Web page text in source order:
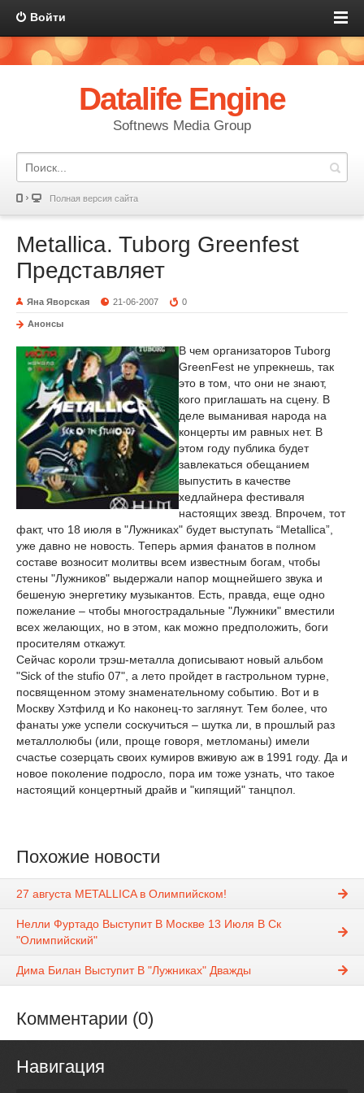
Войти
Datalife Engine
Softnews Media Group
Полная версия сайта
Metallica. Tuborg Greenfest
Представляет
Яна Яворская 21-06-2007 0
Анонсы
В чем организаторов Tuborg
GreenFest не упрекнешь, так
это в том, что они не знают,
кого приглашать на сцену. В
деле выманивая народа на
концерты им равных нет. В
этом году публика будет
завлекаться обещанием
выпустить в качестве
хедлайнера фестиваля
настоящих звезд. Впрочем, тот
факт, что 18 июля в "Лужниках" будет выступать “Metallica”,
уже давно не новость. Теперь армия фанатов в полном
составе возносит молитвы всем известным богам, чтобы
стены "Лужников" выдержали напор мощнейшего звука и
бешеную энергетику музыкантов. Есть, правда, еще одно
пожелание – чтобы многострадальные "Лужники" вместили
всех желающих, но в этом, как можно предположить, боги
просителям откажут.
Сейчас короли трэш-металла дописывают новый альбом
"Sick of the stufio 07", а лето пройдет в гастрольном турне,
посвященном этому знаменательному событию. Вот и в
Москву Хэтфилд и Ко наконец-то заглянут. Тем более, что
фанаты уже успели соскучиться – шутка ли, в прошлый раз
металлолюбы (или, проще говоря, метломаны) имели
счастье созерцать своих кумиров вживую аж в 1991 году. Да и
новое поколение подросло, пора им тоже узнать, что такое
настоящий концертный драйв и "кипящий" танцпол.
Похожие новости
27 августа METALLICA в Олимпийском!
Нелли Фуртадо Выступит В Москве 13 Июля В Ск
"Олимпийский"
Дима Билан Выступит В "Лужниках" Дважды
Комментарии (0)
Навигация